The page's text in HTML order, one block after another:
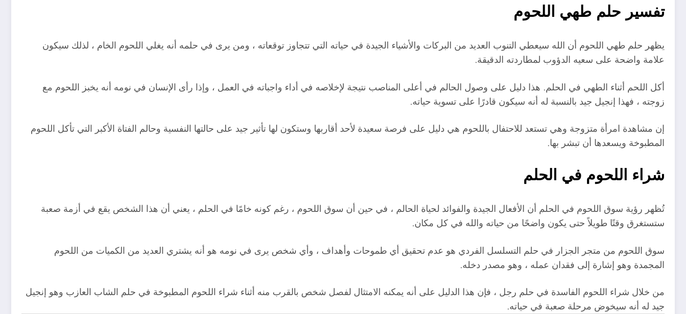
تفسير حلم طهي اللحوم
يظهر حلم طهي اللحوم أن الله سيعطي التنوب العديد من البركات والأشياء الجيدة في حياته التي تتجاوز توقعاته ، ومن يرى في حلمه أنه يغلي اللحوم الخام ، لذلك سيكون
علامة واضحة على سعيه الدؤوب لمطاردته الدقيقة.
أكل اللحم أثناء الطهي في الحلم. هذا دليل على وصول الحالم في أعلى المناصب نتيجة لإخلاصه في أداء واجباته في العمل ، وإذا رأى الإنسان في نومه أنه يخبز اللحوم مع
زوجته ، فهذا إنجيل جيد بالنسبة له أنه سيكون قادرًا على تسوية حياته.
إن مشاهدة امرأة متزوجة وهي تستعد للاحتفال باللحوم هي دليل على فرصة سعيدة لأحد أقاربها وستكون لها تأثير جيد على حالتها النفسية وحالم الفتاة الأكبر التي تأكل اللحوم
المطبوخة ويسعدها أن تبشر بها.
شراء اللحوم في الحلم
تُظهر رؤية سوق اللحوم في الحلم أن الأفعال الجيدة والفوائد لحياة الحالم ، في حين أن سوق اللحوم ، رغم كونه خامًا في الحلم ، يعني أن هذا الشخص يقع في أزمة صعبة
ستستغرق وقتًا طويلاً حتى يكون واضحًا من حياته والله في كل مكان.
سوق اللحوم من متجر الجزار في حلم التسلسل الفردي هو عدم تحقيق أي طموحات وأهداف ، وأي شخص يرى في نومه هو أنه يشتري العديد من الكميات من اللحوم
المجمدة وهو إشارة إلى فقدان عمله ، وهو مصدر دخله.
من خلال شراء اللحوم الفاسدة في حلم رجل ، فإن هذا الدليل على أنه يمكنه الامتثال لفصل شخص بالقرب منه أثناء شراء اللحوم المطبوخة في حلم الشاب العازب وهو إنجيل
جيد له أنه سيخوض مرحلة صعبة في حياته.